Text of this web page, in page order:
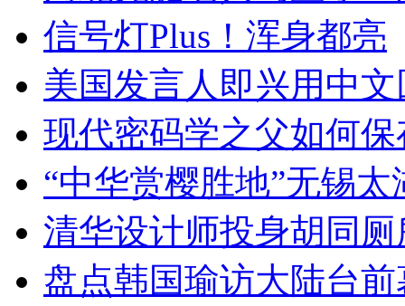
信号灯Plus！浑身都亮
美国发言人即兴用中
现代密码学之父如何
“中华赏樱胜地”无锡
清华设计师投身胡同
盘点韩国瑜访大陆台